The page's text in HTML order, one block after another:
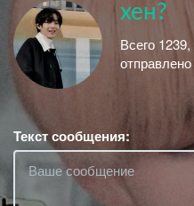
хен?
Всего
Текст сообщения: